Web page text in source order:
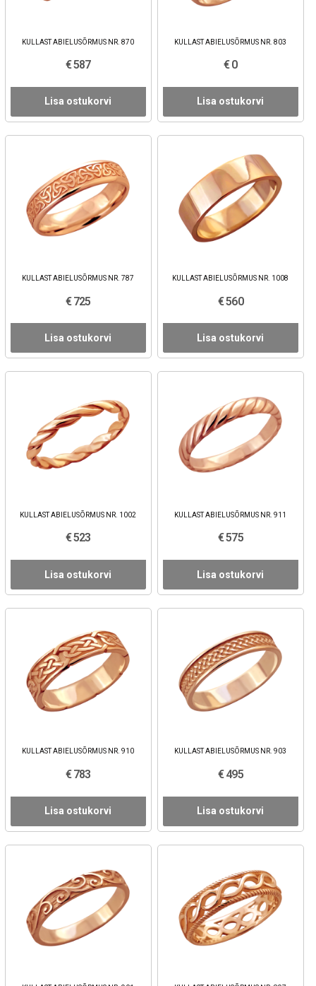
KULLAST ABIELUSÕRMUS NR. 870
€ 587
Lisa ostukorvi
KULLAST ABIELUSÕRMUS NR. 803
€ 0
Lisa ostukorvi
KULLAST ABIELUSÕRMUS NR. 787
€ 725
Lisa ostukorvi
KULLAST ABIELUSÕRMUS NR. 1008
€ 560
Lisa ostukorvi
KULLAST ABIELUSÕRMUS NR. 1002
€ 523
Lisa ostukorvi
KULLAST ABIELUSÕRMUS NR. 911
€ 575
Lisa ostukorvi
KULLAST ABIELUSÕRMUS NR. 910
€ 783
Lisa ostukorvi
KULLAST ABIELUSÕRMUS NR. 903
€ 495
Lisa ostukorvi